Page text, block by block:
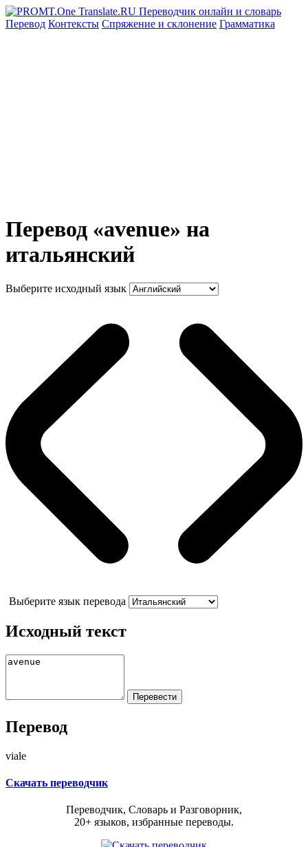
Перевод Контексты Спряжение и склонение Грамматика
Перевод «avenue» на
итальянский
Выберите исходный язык
Выберите язык перевода
Исходный текст
Перевод
viale
Скачать переводчик
Переводчик, Словарь и Разговорник,
20+ языков, избранные переводы.